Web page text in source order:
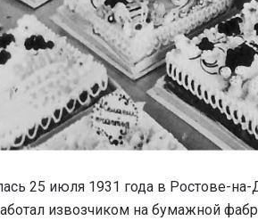
25 июля 1931 года в Ростове-
извозчиком на бумажной